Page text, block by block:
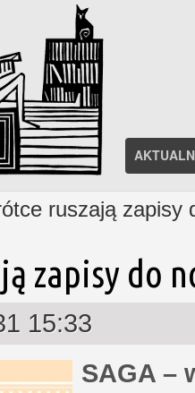
ruszają zapisy
zapisy do
15:33
SAGA –